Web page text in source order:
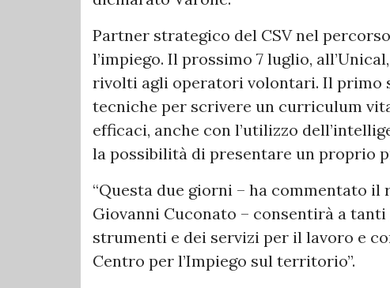
Partner strategico del CSV nel
l’impiego. Il prossimo 7 luglio,
rivolti agli operatori volontari. Il primo
tecniche per scrivere un curriculum
efficaci, anche con l’utilizzo
la possibilità di presentare un proprio
“Questa due giorni – ha commentato il
Giovanni Cuconato – consentirà a
strumenti e dei servizi per il lavoro e
Centro per l’Impiego sul territorio”.